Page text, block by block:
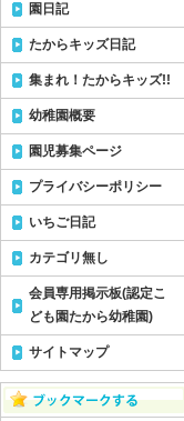
園日記
たからキッズ日記
集まれ！たからキッズ!!
幼稚園概要
園児募集ページ
プライバシーポリシー
いちご日記
カテゴリ無し
会員専用掲示板(認定こ
ども園たから幼稚園)
サイトマップ